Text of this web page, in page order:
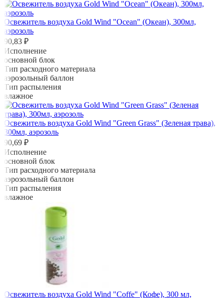
Освежитель воздуха Gold Wind "Ocean" (Океан), 300мл,
аэрозоль
90,83 ₽
Исполнение
основной блок
Тип расходного материала
аэрозольный баллон
Тип распыления
влажное
Освежитель воздуха Gold Wind "Green Grass" (Зеленая трава),
300мл, аэрозоль
90,69 ₽
Исполнение
основной блок
Тип расходного материала
аэрозольный баллон
Тип распыления
влажное
Освежитель воздуха Gold Wind "Coffe" (Кофе), 300 мл,